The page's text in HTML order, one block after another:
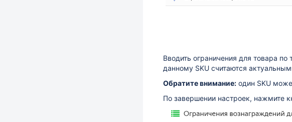
Вводить ограничения для товара по
данному SKU считаются
Обратите внимание: один SKU
По завершении настроек, нажмите